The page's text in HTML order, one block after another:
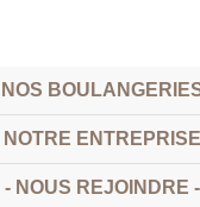
NOTRE
- NOUS REJOINDRE -